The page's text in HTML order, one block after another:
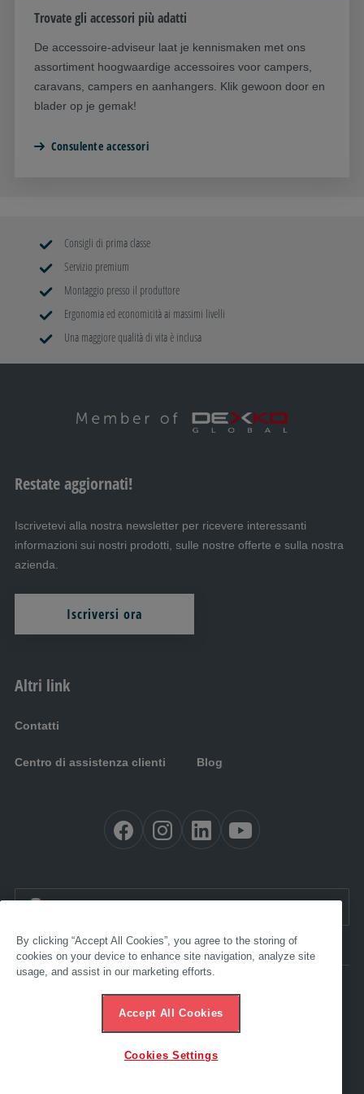
Trovate gli accessori più adatti
De accessoire-adviseur laat je kennismaken met ons
assortiment hoogwaardige accessoires voor campers,
caravans, campers en aanhangers. Klik gewoon door en
blader op je gemak!
Consulente accessori
Consigli di prima classe
Servizio premium
Montaggio presso il produttore
Ergonomia ed economicità ai massimi livelli
Una maggiore qualità di vita è inclusa
Altri link
Contatti
Centro di assistenza clienti Blog
Restate aggiornati!
Iscrivetevi alla nostra newsletter per ricevere interessanti
informazioni sui nostri prodotti, sulle nostre offerte e sulla nostra
azienda.
Iscriversi ora
Accessibilità
Note legali
Protezione dei dati
Linea diretta di etica
By clicking “Accept All Cookies”, you agree to the storing of
cookies on your device to enhance site navigation, analyze site
usage, and assist in our marketing efforts.
Accept All Cookies
Cookies Settings